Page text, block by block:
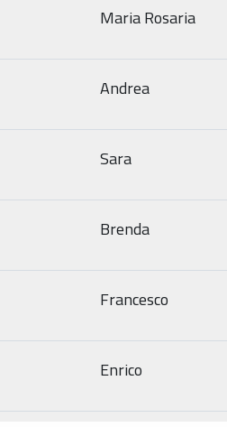
Maria Rosaria
Andrea
Sara
Brenda
Francesco
Enrico